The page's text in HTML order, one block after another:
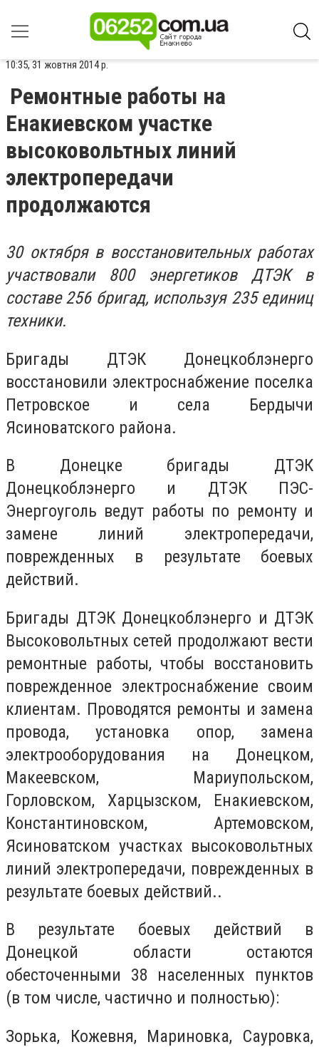
10:35, 31 жовтня 2014 р.
Ремонтные работы на
Енакиевском участке
высоковольтных линий
электропередачи
продолжаются
30 октября в восстановительных работах
участвовали 800 энергетиков ДТЭК в
составе 256 бригад, используя 235 единиц
техники.
Бригады ДТЭК Донецкоблэнерго
восстановили электроснабжение поселка
Петровское и села Бердычи
Ясиноватского района.
В Донецке бригады ДТЭК
Донецкоблэнерго и ДТЭК ПЭС-
Энергоуголь ведут работы по ремонту и
замене линий электропередачи,
поврежденных в результате боевых
действий.
Бригады ДТЭК Донецкоблэнерго и ДТЭК
Высоковольтных сетей продолжают вести
ремонтные работы, чтобы восстановить
поврежденное электроснабжение своим
клиентам. Проводятся ремонты и замена
провода, установка опор, замена
электрооборудования на Донецком,
Макеевском, Мариупольском,
Горловском, Харцызском, Енакиевском,
Константиновском, Артемовском,
Ясиноватском участках высоковольтных
линий электропередачи, поврежденных в
результате боевых действий..
В результате боевых действий в
Донецкой области остаются
обесточенными 38 населенных пунктов
(в том числе, частично и полностью):
Зорька, Кожевня, Мариновка, Сауровка,